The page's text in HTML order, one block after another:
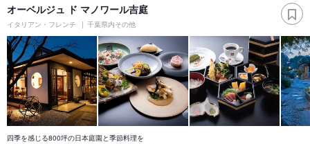
オーベルジュ ド マノワール吉庭
イタリアン・フレンチ 千葉県内その他
四季を感じる800坪の日本庭園と季節料理を